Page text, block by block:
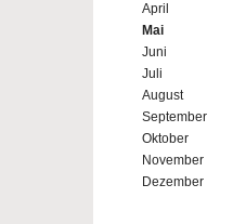
April
Mai
Juni
Juli
August
September
Oktober
November
Dezember